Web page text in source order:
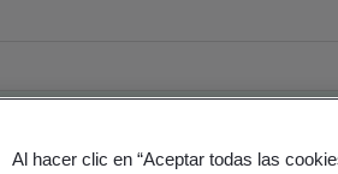
Al hacer clic en “Aceptar todas las